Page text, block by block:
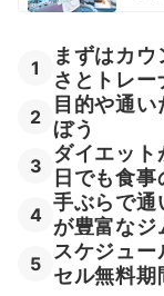
1
まずはカ
さとトレー
2
目的や通
ぼう
3
ダイエット
日でも食
4
手ぶらで通
が豊富なジ
5
スケジュー
セル無料期